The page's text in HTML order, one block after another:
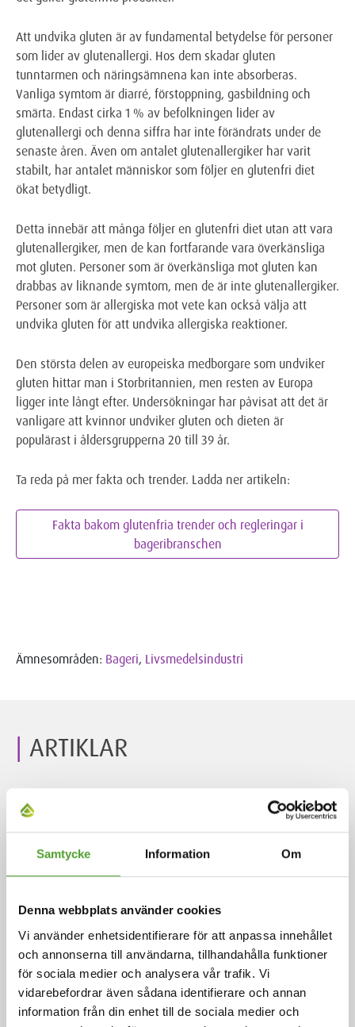
Samtycke Information Om
Denna webbplats använder cookies
Vi använder enhetsidentifierare för att anpassa innehållet
och annonserna till användarna, tillhandahålla funktioner
för sociala medier och analysera vår trafik. Vi
vidarebefordrar även sådana identifierare och annan
information från din enhet till de sociala medier och
Att undvika gluten är av fundamental betydelse för personer
som lider av glutenallergi. Hos dem skadar gluten
tunntarmen och näringsämnena kan inte absorberas.
Vanliga symtom är diarré, förstoppning, gasbildning och
smärta. Endast cirka 1 % av befolkningen lider av
glutenallergi och denna siffra har inte förändrats under de
senaste åren. Även om antalet glutenallergiker har varit
stabilt, har antalet människor som följer en glutenfri diet
ökat betydligt.
Detta innebär att många följer en glutenfri diet utan att vara
glutenallergiker, men de kan fortfarande vara överkänsliga
mot gluten. Personer som är överkänsliga mot gluten kan
drabbas av liknande symtom, men de är inte glutenallergiker.
Personer som är allergiska mot vete kan också välja att
undvika gluten för att undvika allergiska reaktioner.
Den största delen av europeiska medborgare som undviker
gluten hittar man i Storbritannien, men resten av Europa
ligger inte långt efter. Undersökningar har påvisat att det är
vanligare att kvinnor undviker gluten och dieten är
populärast i åldersgrupperna 20 till 39 år.
Ta reda på mer fakta och trender. Ladda ner artikeln:
Fakta bakom glutenfria trender och regleringar i
bageribranschen
Ämnesområden: Bageri, Livsmedelsindustri
ARTIKLAR
Artikel
Vi stärkte våra hållbarhetsinsatser
och eliminerade våra utsläpp i